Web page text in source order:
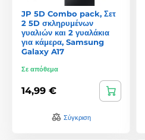
JP 5D Combo pack, Σετ
2 5D σκληρυμένων
γυαλιών και 2 γυαλάκια
για κάμερα, Samsung
Galaxy A17
Σε απόθεμα
14,99 €
Σύγκριση